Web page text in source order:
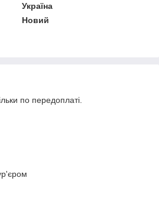
Україна
Новий
по передоплаті.